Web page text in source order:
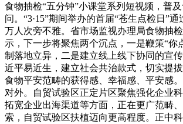
食物抽检“五分钟”小课堂系列短视频，普
问。“3·15”期间举办的首届“苍生点检日”
万人次旁不雅。省市场监视办理局食物抽
示，下一步将聚焦两个沉点，一是鞭策“你
制落地立异，二是建立线上线下协同的宣
近平易近生，建立社会共治款式，切实提
食物平安范畴的获得感、幸福感、平安感
对外。自贸试验区正定片区聚焦强化企业
拓宽企业出海渠道等方面，正在更广范畴
索，自贸试验区扶植迈向更高程度。正中